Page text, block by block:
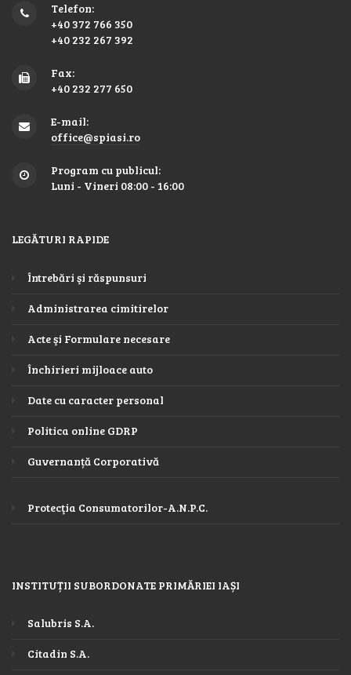
Telefon:
+40 372 766 350
+40 232 267 392
Fax:
+40 232 277 650
E-mail:
office@spiasi.ro
Program cu publicul:
Luni - Vineri 08:00 - 16:00
LEGĂTURI RAPIDE
Întrebări şi răspunsuri
Administrarea cimitirelor
Acte şi Formulare necesare
Închirieri mijloace auto
Date cu caracter personal
Politica online GDRP
Guvernanță Corporativă
Protecţia Consumatorilor-A.N.P.C.
INSTITUȚII SUBORDONATE PRIMĂRIEI IAȘI
Salubris S.A.
Citadin S.A.